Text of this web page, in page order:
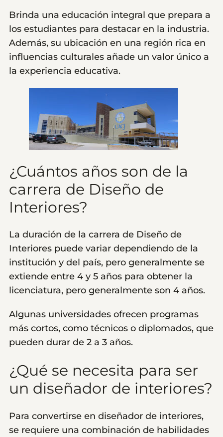
Brinda una educación integral que prepara a
los estudiantes para destacar en la industria.
Además, su ubicación en una región rica en
influencias culturales añade un valor único a
la experiencia educativa.
¿Cuántos años son de la
carrera de Diseño de
Interiores?
La duración de la carrera de Diseño de
Interiores puede variar dependiendo de la
institución y del país, pero generalmente se
extiende entre 4 y 5 años para obtener la
licenciatura, pero generalmente son 4 años.
Algunas universidades ofrecen programas
más cortos, como técnicos o diplomados, que
pueden durar de 2 a 3 años.
¿Qué se necesita para ser
un diseñador de interiores?
Para convertirse en diseñador de interiores,
se requiere una combinación de habilidades